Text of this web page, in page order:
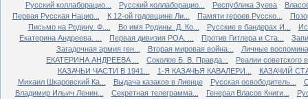
Русский коллаборацио...
Русский коллаборацио... Республика Зуева
Первая Русская Нацио...
К 12-ой годовщине Ли... Памяти героев Русско...
Письмо на Родину. Ф....
Во имя Родины. Д. Ко... Русские в бандерах И...
Екатерина Андреева. ...
Первая дивизия РОА. ... Против Гитлера и Ста...
Загадочная армия ген...
Вторая мировая война...
Личные
ЕКАТЕРИНА АНДРЕЕВА ...
Соколов Б. В. Правда...
Реалии советского
КАЗАЧЬИ ЧАСТИ В 1941...
1-Я КАЗАЧЬЯ КАВАЛЕРИ...
КАЗАЧИЙ
Михаил Шкаровский Ка...
Выдача казаков в Лиенце Русская освободитель...
Владимир Ильич Ленин...
Секретная телеграмма... Генерал Власов Книги...